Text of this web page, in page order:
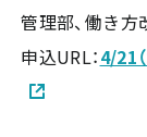
管理部、働き
申込URL：4/21